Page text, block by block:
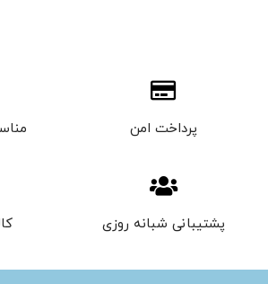
پرداخت امن
پشتیبانی شبانه روزی